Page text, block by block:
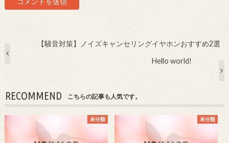
【騒音対策】ノイズキャンセリングイヤホンおすすめ2選
Hello world!
RECOMMEND こちらの記事も人気です。
未分類 未分類